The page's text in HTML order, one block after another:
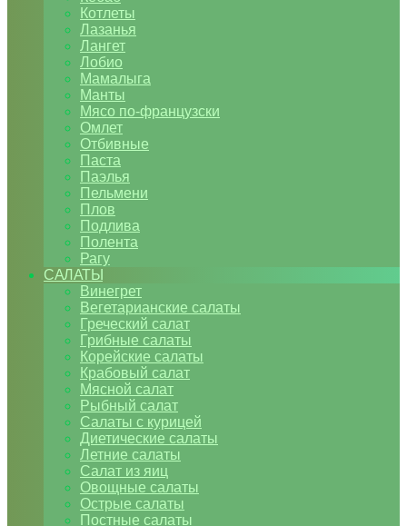
Котлеты
Лазанья
Лангет
Лобио
Мамалыга
Манты
Мясо по-французски
Омлет
Отбивные
Паста
Паэлья
Пельмени
Плов
Подлива
Полента
Рагу
САЛАТЫ
Винегрет
Вегетарианские салаты
Греческий салат
Грибные салаты
Корейские салаты
Крабовый салат
Мясной салат
Рыбный салат
Салаты с курицей
Диетические салаты
Летние салаты
Салат из яиц
Овощные салаты
Острые салаты
Постные салаты